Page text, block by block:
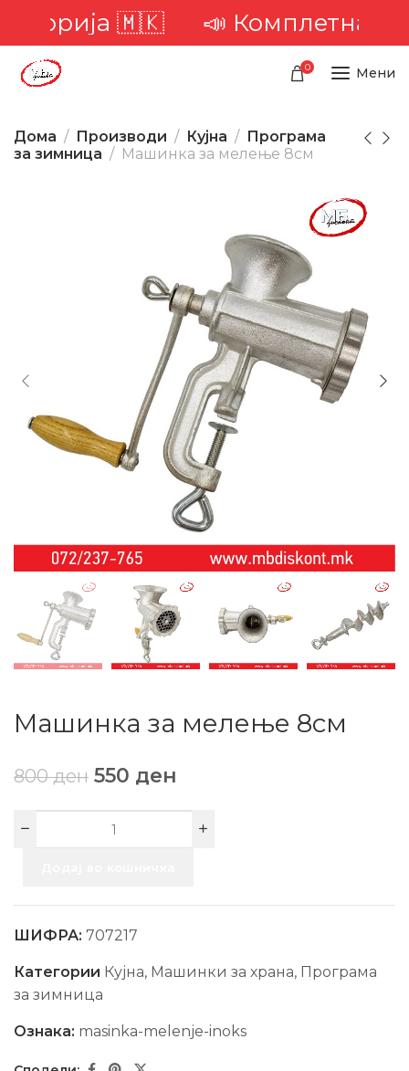
🇲🇰📣 Комплетна
0 Мени
Дома Производи Кујна
Програма
за зимница
Машинка за мелење 8см
Машинка за мелење 8см
800ден 550 ден
ШИФРА: 707217
Категории Кујна, Машинки за храна, Програма
за зимница
Ознака: masinka-melenje-inoks